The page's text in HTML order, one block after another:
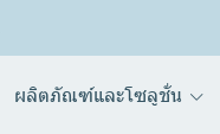
ผลิตภัณฑ์และโซลูชั่น